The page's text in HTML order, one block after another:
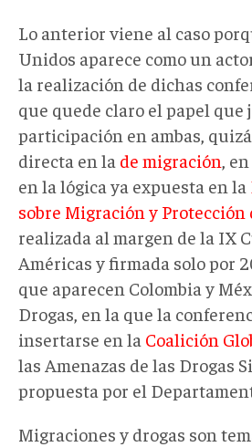
Lo anterior viene al caso
Unidos aparece como un
la realización de dichas
que quede claro el papel que
participación en ambas,
directa en la de migración,
en la lógica ya expuesta en la
sobre Migración y Protección
realizada al margen de la IX
Américas y firmada solo por
que aparecen Colombia y
Drogas, en la que la
insertarse en la Coalición
las Amenazas de las Drogas
propuesta por el
Migraciones y drogas son